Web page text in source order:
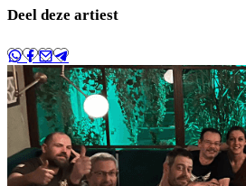
Deel deze artiest